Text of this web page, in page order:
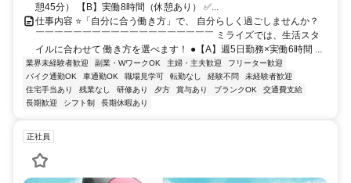
憩45分） 【B】実働8時間（休憩あり） ✅...
仕事内容 ⭐「自分に合う働き方」で、 自分らしく過ごしませんか？
￣￣￣￣￣￣￣￣￣￣￣￣￣￣￣￣￣￣￣ ミライズでは、生活スタ
イルに合わせて 働き方を選べます！ ●【A】週5日勤務×実働6時間 ...
業界未経験者歓迎 副業・WワークOK 主婦・主夫歓迎
フリーター歓迎
バイク通勤OK
車通勤OK 職場見学可 転勤なし 経験不問
未経験者歓迎
住宅手当あり
残業なし 研修あり 夕方 賞与あり ブランクOK
交通費支給
長期歓迎
シフト制 長期休暇あり
正社員